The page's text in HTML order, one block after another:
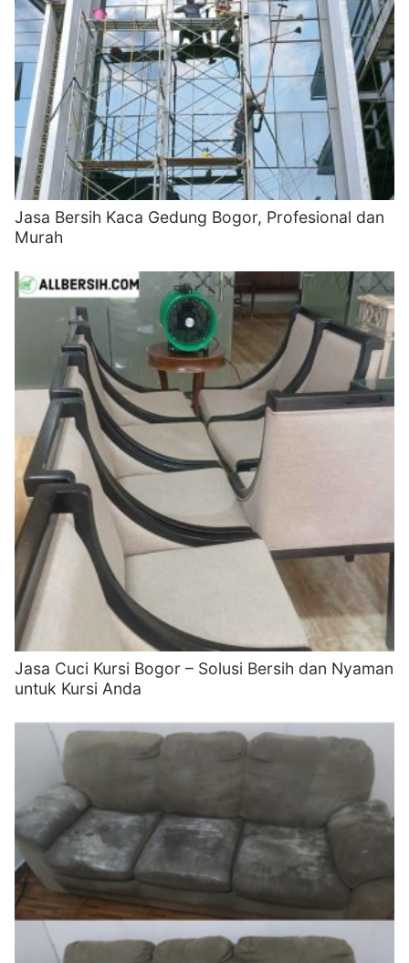
Jasa Bersih Kaca Gedung Bogor, Profesional dan
Murah
Jasa Cuci Kursi Bogor – Solusi Bersih dan Nyaman
untuk Kursi Anda